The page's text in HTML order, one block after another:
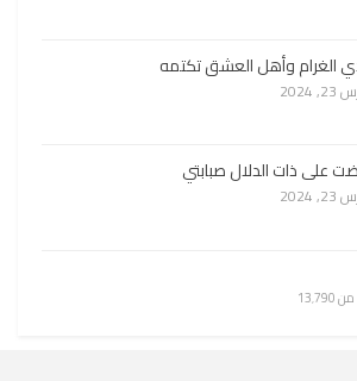
الغرام وأهل العشق تكتمه
2024
على ذات الدلال صبابتي
2024